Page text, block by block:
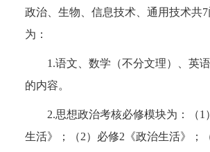
政治、生物、信息技术、通用技术共7
为：
1.语文、数学（不分文理）、英
的内容。
2.思想政治考核必修模块为：（1
生活》；（2）必修2《政治生活》；